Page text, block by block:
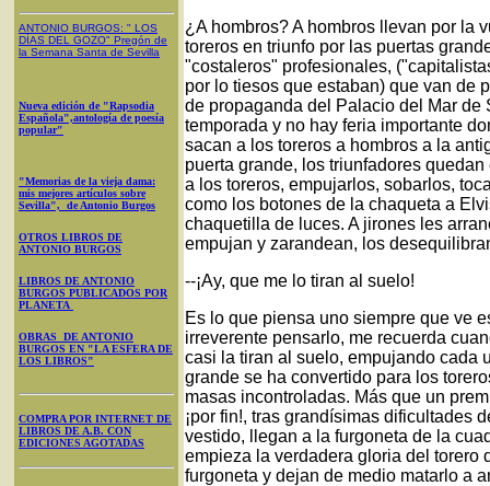
ANTONIO BURGOS: " LOS
DÍAS DEL GOZO" Pregón de
la Semana Santa de Sevilla
Nueva edición de "Rapsodia
Española",antología de poesía
popular"
"Memorias de la vieja dama:
mis mejores artículos sobre
Sevilla", de Antonio Burgos
OTROS LIBROS DE
ANTONIO BURGOS
LIBROS DE ANTONIO
BURGOS PUBLICADOS POR
PLANETA
OBRAS DE ANTONIO
BURGOS EN "LA ESFERA DE
LOS LIBROS"
COMPRA POR INTERNET DE
LIBROS DE A.B. CON
EDICIONES AGOTADAS
¿A hombros? A hombros llevan por la
toreros en triunfo por las puertas
"costaleros" profesionales,
por lo tiesos que estaban) que van de
de propaganda del Palacio del Mar
temporada y no hay feria importante
sacan a los toreros a hombros a la
puerta grande, los triunfadores
a los toreros, empujarlos, sobarlos,
como los botones de la chaqueta a
chaquetilla de luces. A jirones les
empujan y zarandean, los
--¡Ay, que me lo tiran al suelo!
Es lo que piensa uno siempre que ve
irreverente pensarlo, me recuerda
casi la tiran al suelo, empujando cada
grande se ha convertido para los
masas incontroladas. Más que un
¡por fin!, tras grandísimas dificultades
vestido, llegan a la furgoneta de la
empieza la verdadera gloria del torero
furgoneta y dejan de medio matarlo a